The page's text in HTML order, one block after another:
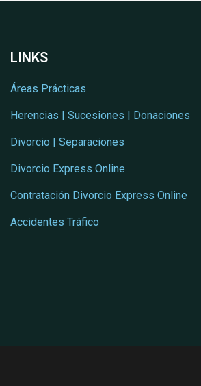
LINKS
Áreas Prácticas
Herencias | Sucesiones | Donaciones
Divorcio | Separaciones
Divorcio Express Online
Contratación Divorcio Express Online
Accidentes Tráfico